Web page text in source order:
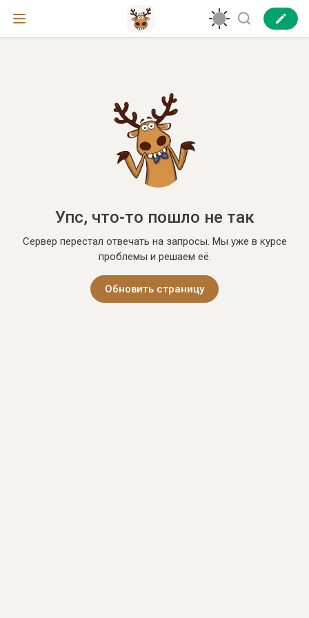
Упс, что-то пошло не так
Сервер перестал отвечать на запросы. Мы уже в курсе
проблемы и решаем её.
Обновить страницу